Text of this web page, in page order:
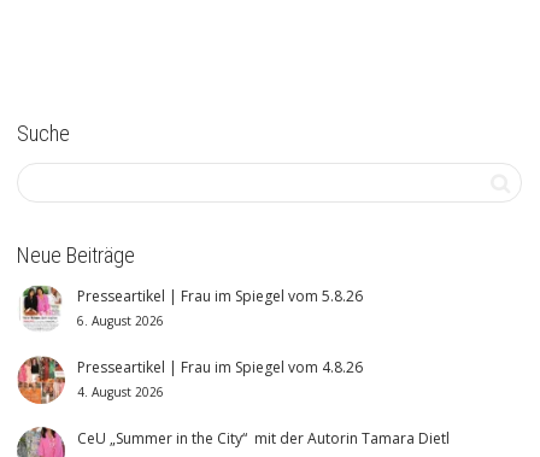
Suche
Neue Beiträge
Presseartikel | Frau im Spiegel vom 5.8.26
6. August 2026
Presseartikel | Frau im Spiegel vom 4.8.26
4. August 2026
CeU „Summer in the City“ mit der Autorin Tamara Dietl